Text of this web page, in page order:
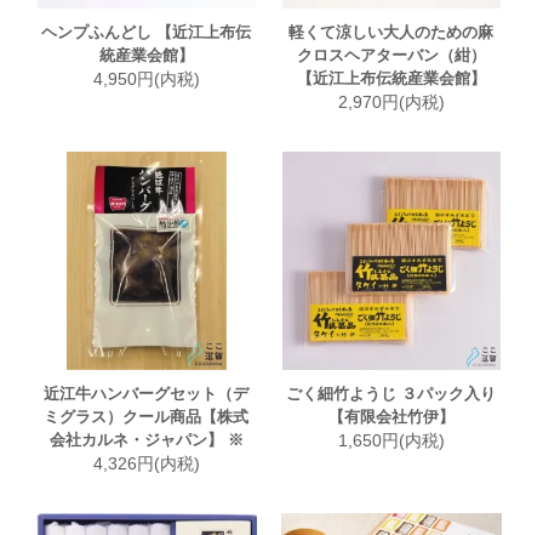
ヘンプふんどし 【近江上布伝
統産業会館】
4,950円(内税)
軽くて涼しい大人のための麻
クロスヘアターバン（紺）
【近江上布伝統産業会館】
2,970円(内税)
近江牛ハンバーグセット（デ
ミグラス）クール商品【株式
会社カルネ・ジャパン】 ※
4,326円(内税)
ごく細竹ようじ ３パック入り
【有限会社竹伊】
1,650円(内税)